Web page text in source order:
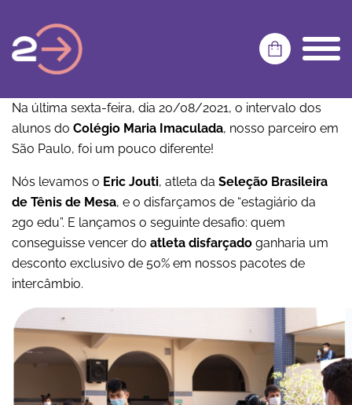
Na última sexta-feira, dia 20/08/2021, o intervalo dos
alunos do Colégio Maria Imaculada, nosso parceiro em
São Paulo, foi um pouco diferente!
Nós levamos o Eric Jouti, atleta da Seleção Brasileira
de Tênis de Mesa, e o disfarçamos de “estagiário da
2go edu”. E lançamos o seguinte desafio: quem
conseguisse vencer do atleta disfarçado ganharia um
desconto exclusivo de 50% em nossos pacotes de
intercâmbio.